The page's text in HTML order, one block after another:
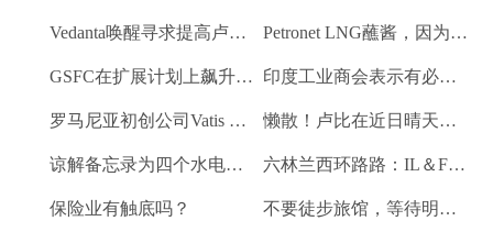
Vedanta唤醒寻求提高卢比。25-30亿卢比 Petronet LNG蘸酱，因为RBI禁令新鲜FII购买
GSFC在扩展计划上飙升2％ 印度工业商会表示有必要进一步推动家庭消费和私人投资
罗马尼亚初创公司Vatis Tech为其人工智能在线语音识别平台筹集了20万欧元 懒散！卢比在近日晴天结束
谅解备忘录为四个水电项目的发展，总容量为293兆瓦 六林兰西环路路：IL＆FS运输汇编2％
保险业有触底吗？ 不要徒步旅馆，等待明确的工资和价格通胀迹象，IMF告诉喂养